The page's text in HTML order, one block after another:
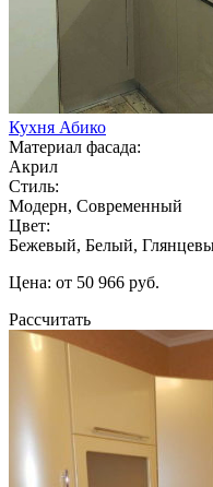
Кухня Абико
Материал фасада:
Акрил
Стиль:
Модерн, Современный
Цвет:
Бежевый, Белый,
Цена: от 50 966 руб.
Рассчитать